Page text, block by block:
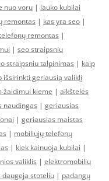
nuo voru | lauko kubilai
remontas | kas yra seo |
remontas |
| seo straipsniu
straipsniu talpinimas | kaip
išsirinkti geriausią valiklį
žaidimui kieme | aikštelės
naudingas | geriausias
| geriausias maistas
| mobiliųjų telefonų
| kiek kainuoja kubilai |
valiklis | elektromobiliu
daugeja stoteliu | padangų